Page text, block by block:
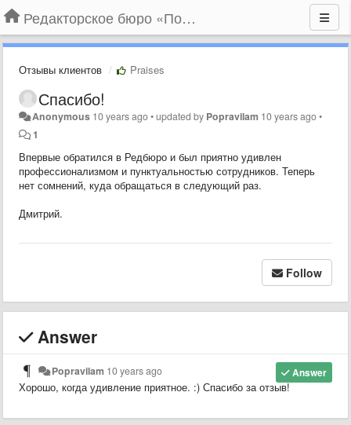
Редакторское бюро «По правилам»
Отзывы клиентов Praises
Спасибо!
Anonymous 10 years ago•updated by Popravilam 10 years ago•
1
Впервые обратился в Редбюро и был приятно удивлен
профессионализмом и пунктуальностью сотрудников. Теперь
нет сомнений, куда обращаться в следующий раз.
Дмитрий.
Follow
Answer
Answer
Popravilam 10 years ago
Хорошо, когда удивление приятное. :) Спасибо за отзыв!